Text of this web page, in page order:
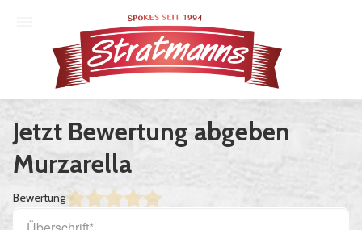
Essener Ehrendoktor
Unsere Komödien
Gastspiele
Jetzt Bewertung abgeben
Murzarella
Bewertung